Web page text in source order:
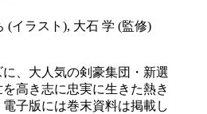
(イラスト), 大石 学 (監修)
、大人気の剣豪集団・新選
高き志に忠実に生きた熱き
子版には巻末資料は掲載し